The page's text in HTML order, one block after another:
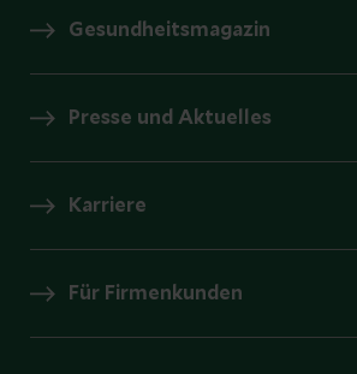
Gesundheitsmagazin
Presse und Aktuelles
Karriere
Für Firmenkunden